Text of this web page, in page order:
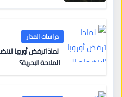
دراسات المدار
لماذا ترفض أوروبا
الملاحة البحرية؟